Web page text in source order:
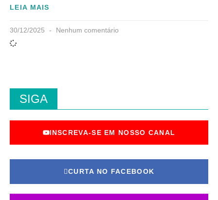
LEIA MAIS
30/12/2025 Nenhum comentário
SIGA
INSCREVA-SE EM NOSSO CANAL
CURTA NO FACEBOOK